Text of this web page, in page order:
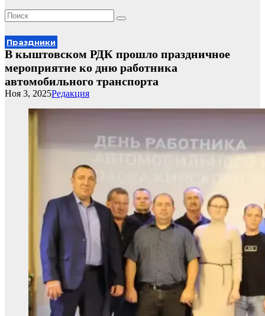
Праздники
В кыштовском РДК прошло праздничное
мероприятие ко дню работника
автомобильного транспорта
Редакция
Ноя 3, 2025